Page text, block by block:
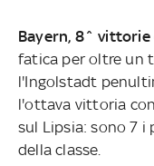
Bayern, 8^ vittorie
fatica per oltre un
l'Ingolstadt
l'ottava vittoria
sul Lipsia: sono 7
della classe.